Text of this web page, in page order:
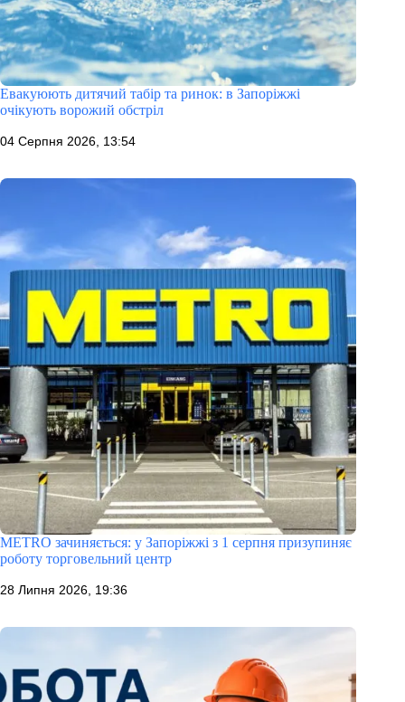
Евакуюють дитячий табір та ринок: в Запоріжжі
очікують ворожий обстріл
04 Серпня 2026, 13:54
METRO зачиняється: у Запоріжжі з 1 серпня призупиняє
роботу торговельний центр
28 Липня 2026, 19:36